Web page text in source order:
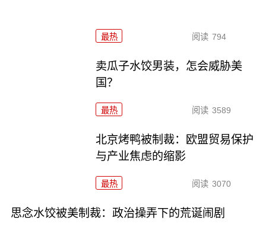
最热 阅读 794
卖瓜子水饺男装，怎会威胁美
国？
最热 阅读 3589
北京烤鸭被制裁：欧盟贸易保护
与产业焦虑的缩影
最热 阅读 3070
思念水饺被美制裁：政治操弄下的荒诞闹剧